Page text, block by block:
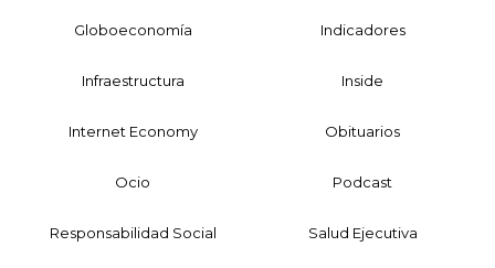
Globoeconomía Indicadores
Infraestructura Inside
Internet Economy Obituarios
Ocio Podcast
Responsabilidad Social Salud Ejecutiva